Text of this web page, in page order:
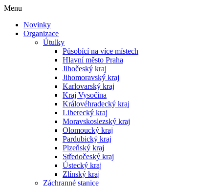
Menu
Novinky
Organizace
Útulky
Působící na více místech
Hlavní město Praha
Jihočeský kraj
Jihomoravský kraj
Karlovarský kraj
Kraj Vysočina
Královéhradecký kraj
Liberecký kraj
Moravskoslezský kraj
Olomoucký kraj
Pardubický kraj
Plzeňský kraj
Středočeský kraj
Ústecký kraj
Zlínský kraj
Záchranné stanice